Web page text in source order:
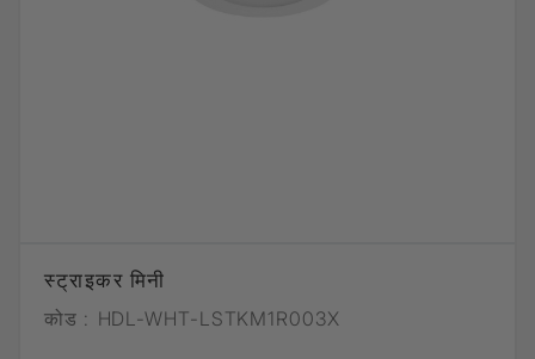
स्ट्राइकर मिनी
कोड : HDL-WHT-LSTKM1R003X